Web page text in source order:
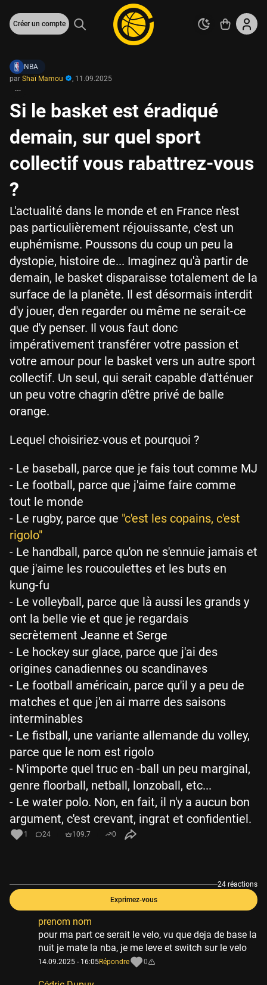
Créer un compte
NBA
par Shaï Mamou , 11.09.2025
Si le basket est éradiqué
demain, sur quel sport
collectif vous rabattrez-vous
?
L'actualité dans le monde et en France n'est
pas particulièrement réjouissante, c'est un
euphémisme. Poussons du coup un peu la
dystopie, histoire de... Imaginez qu'à partir de
demain, le basket disparaisse totalement de la
surface de la planète. Il est désormais interdit
d'y jouer, d'en regarder ou même ne serait-ce
que d'y penser. Il vous faut donc
impérativement transférer votre passion et
votre amour pour le basket vers un autre sport
collectif. Un seul, qui serait capable d'atténuer
un peu votre chagrin d'être privé de balle
orange.
Lequel choisiriez-vous et pourquoi ?
- Le baseball, parce que je fais tout comme MJ
- Le football, parce que j'aime faire comme
tout le monde
- Le rugby, parce que "c'est les copains, c'est
rigolo"
- Le handball, parce qu'on ne s'ennuie jamais et
que j'aime les roucoulettes et les buts en
kung-fu
- Le volleyball, parce que là aussi les grands y
ont la belle vie et que je regardais
secrètement Jeanne et Serge
- Le hockey sur glace, parce que j'ai des
origines canadiennes ou scandinaves
- Le football américain, parce qu'il y a peu de
matches et que j'en ai marre des saisons
interminables
- Le fistball, une variante allemande du volley,
parce que le nom est rigolo
- N'importe quel truc en -ball un peu marginal,
genre floorball, netball, lonzoball, etc...
- Le water polo. Non, en fait, il n'y a aucun bon
argument, c'est crevant, ingrat et confidentiel.
1 24 109.7 0
24 réactions
Exprimez-vous
prenom nom
pour ma part ce serait le velo, vu que deja de base la
nuit je mate la nba, je me leve et switch sur le velo
14.09.2025 - 16:05Répondre 0